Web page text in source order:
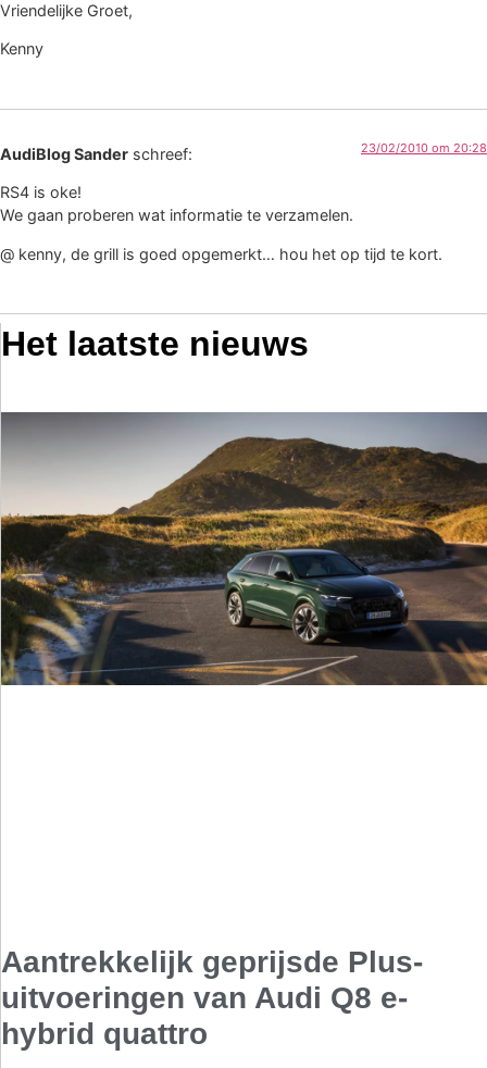
Vriendelijke Groet,
Kenny
AudiBlog Sander schreef: 23/02/2010 om 20:28
RS4 is oke!
We gaan proberen wat informatie te verzamelen.
@ kenny, de grill is goed opgemerkt… hou het op tijd te kort.
Het laatste nieuws
Aantrekkelijk geprijsde Plus-
uitvoeringen van Audi Q8 e-
hybrid quattro